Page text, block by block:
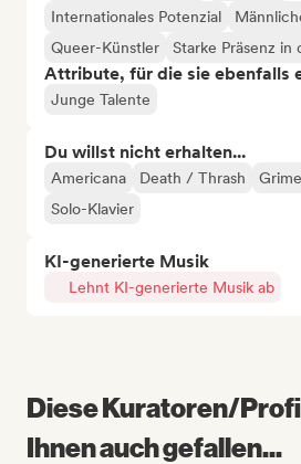
Internationales Potenzial
Queer-Künstler
Starke Präsenz in
Attribute, für die sie ebenfalls
Junge Talente
Du willst nicht erhalten...
Americana Death / Thrash Grime
Solo-Klavier
KI-generierte Musik
Lehnt KI-generierte Musik ab
Diese Kuratoren/
Ihnen auch gefallen...